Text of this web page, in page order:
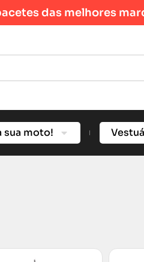
das melhores
sua moto!